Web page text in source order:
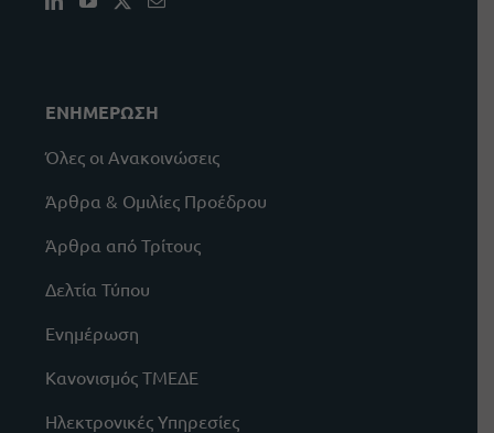
ΕΝΗΜΕΡΩΣΗ
Όλες οι Ανακοινώσεις
Άρθρα & Ομιλίες Προέδρου
Άρθρα από Τρίτους
Δελτία Τύπου
Ενημέρωση
Κανονισμός ΤΜΕΔΕ
Ηλεκτρονικές Υπηρεσίες